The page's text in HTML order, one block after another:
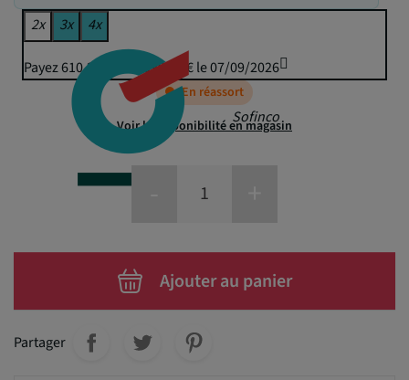
Sofinco
2x 3x 4x
Payez 610,26 € puis 599,95 € le 07/09/2026
En réassort
Voir la disponibilité en magasin
Ajouter au panier
Partager